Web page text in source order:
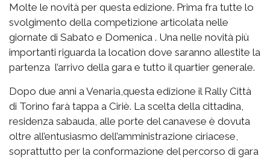
Molte le novità per questa edizione. Prima fra tutte lo
svolgimento della competizione articolata nelle
giornate di Sabato e Domenica . Una nelle novità più
importanti riguarda la location dove saranno allestite la
partenza l’arrivo della gara e tutto il quartier generale.
Dopo due anni a Venaria,questa edizione il Rally Città
di Torino farà tappa a Ciriè. La scelta della cittadina,
residenza sabauda, alle porte del canavese è dovuta
oltre all’entusiasmo dell’amministrazione ciriacese,
soprattutto per la conformazione del percorso di gara